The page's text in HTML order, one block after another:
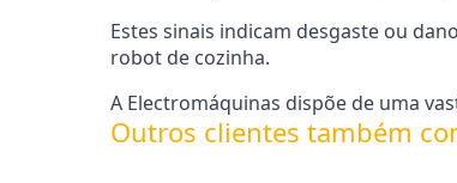
Estes sinais indicam desgaste ou
robot de cozinha.
A Electromáquinas dispõe de uma
Outros clientes também